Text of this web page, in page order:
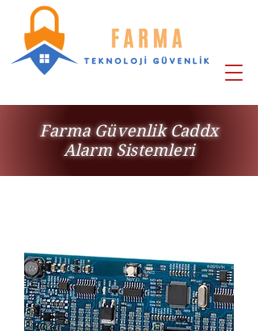
Farma Güvenlik Caddx
Alarm Sistemleri